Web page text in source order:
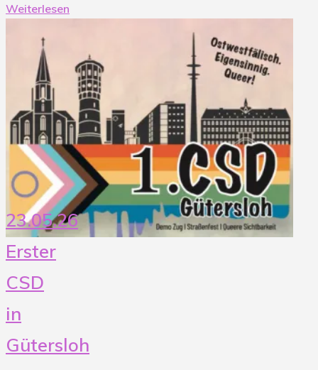
Weiterlesen
Stadtrundgang
Nationalsozialismus
Gütersloh"
23.05.26
Erster
CSD
in
Gütersloh